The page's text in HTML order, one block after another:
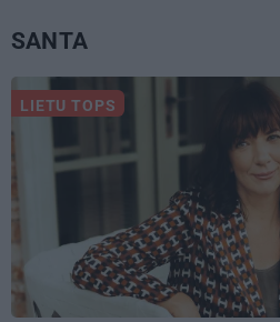
SANTA
LIETU TOPS